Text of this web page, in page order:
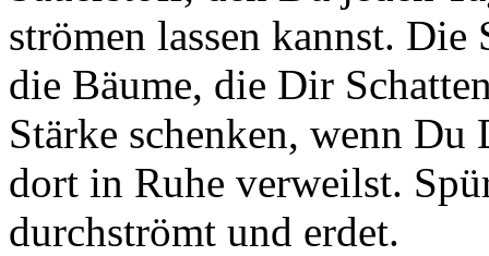
strömen lassen kannst.
die Bäume, die Dir
Stärke schenken, wenn Du
dort in Ruhe verweilst.
durchströmt und erdet.